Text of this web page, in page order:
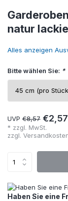
natur
Alles anzeigen
Bitte wählen Sie: *
UVP €8,57
* zzgl. MwSt.
zzgl.
Haben Sie eine